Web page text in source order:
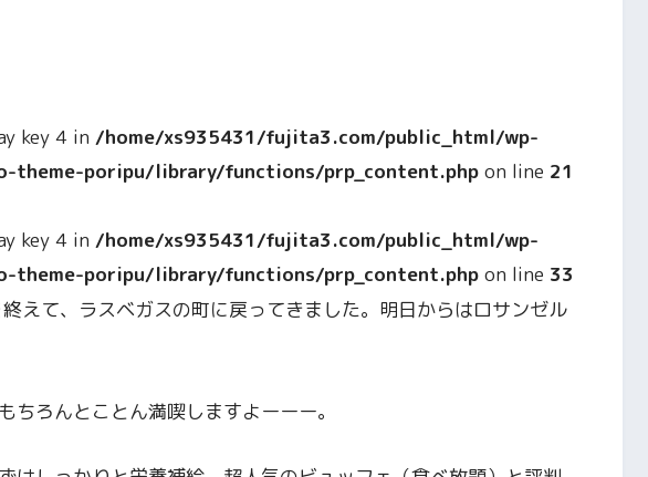
key 4 in /home/xs935431/fujita3.com/public_html/wp-
theme-poripu/library/functions/prp_content.php on line 21
key 4 in /home/xs935431/fujita3.com/public_html/wp-
theme-poripu/library/functions/prp_content.php on line 33
えて、ラスベガスの町に戻ってきました。明日からはロサンゼル
ちろんとことん満喫しますよーーー。